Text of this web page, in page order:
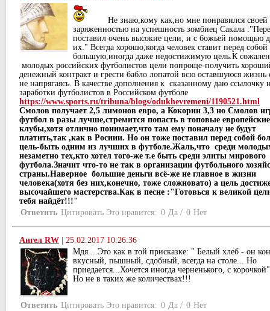
Не знаю,кому как,но мне понравился своей
заряженностью на успешность зомбиец Сакала
поставил очень высокие цели, и с божьей помощью
их." Всегда хорошо,когда человек ставит перед собой
большую,иногда даже недостижимую цель.К
молодых российских футболистов цели попроще-получить
денежный контракт и грести бабло лопатой всю оставшуюся жизнь
не напрягаясь. В качестве дополнения к сказанному даю ссылочку
заработки футболистов в Российском футболе
https://www.sports.ru/tribuna/blogs/odukhevremeni/1190521.html
Смолов получает 2,5 лимонов евро, а Кокорин 3,3 но Смолов
футбол в разы лучше,стремится попасть в топовые европейские
клубы,хотя отлично понимает,что там ему поначалу не будут
платить,так ,как в Росиии. Но он тоже поставил перед собой
цель-быть одним из лучших в футболе.Жаль,что среди
незаметно тех,кто хотел того-же т.е быть среди элиты мирового
футбола.Значит что-то не так в организации футбольного
страны.Наверное большие деньги всё-же не главное в жизни
человека(хотя без них,конечно, тоже сложновато) а цель
высочайшего мастерства.Как в песне :"Готовься к великой
тебя найдёт!!!"
Ответить Цитировать Это нравится: 0 Да / 0 Нет
Ангел RW
25.02.2017 10:26:36
Мдя....Это как в той присказке: " Белый хлеб - он
вкусный, пышный, сдобный, всегда на столе... Но
приедается...Хочется иногда черненького, с корочкой"
Но не в таких же количествах!!!
Ответить Цитировать Это нравится: 0 Да / 0 Нет